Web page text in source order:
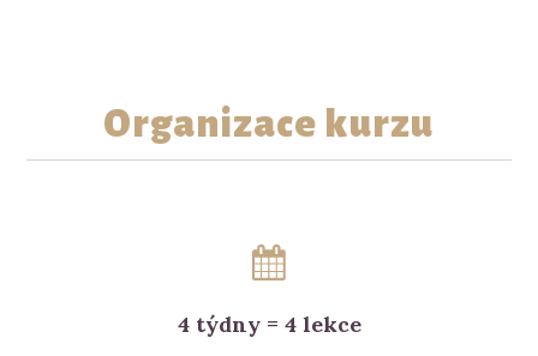
Organizace kurzu
4 týdny = 4 lekce